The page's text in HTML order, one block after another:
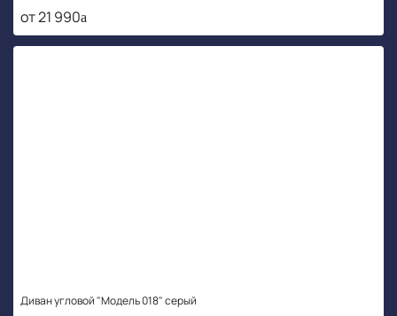
от 21 990
Диван угловой "Модель 018" серый